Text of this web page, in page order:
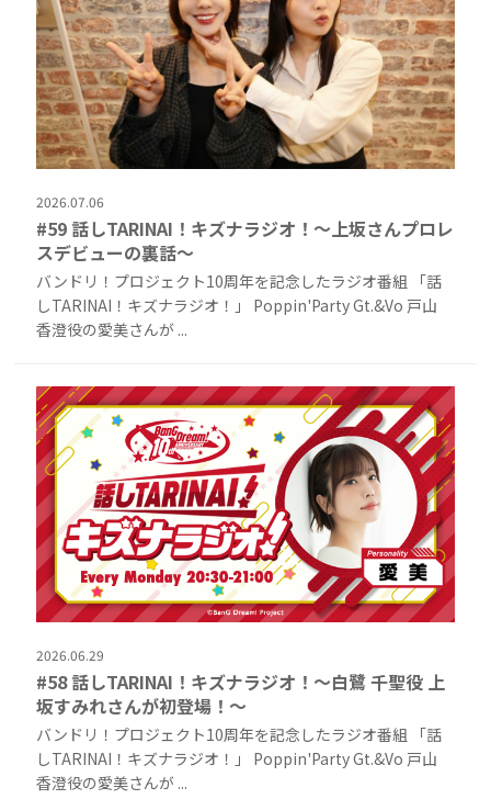
2026.07.06
#59 話しTARINAI！キズナラジオ！〜上坂さんプロレ
スデビューの裏話〜
バンドリ！プロジェクト10周年を記念したラジオ番組 「話
しTARINAI！キズナラジオ！」 Poppin'Party Gt.&Vo 戸山
香澄役の愛美さんが ...
2026.06.29
#58 話しTARINAI！キズナラジオ！〜白鷺 千聖役 上
坂すみれさんが初登場！〜
バンドリ！プロジェクト10周年を記念したラジオ番組 「話
しTARINAI！キズナラジオ！」 Poppin'Party Gt.&Vo 戸山
香澄役の愛美さんが ...